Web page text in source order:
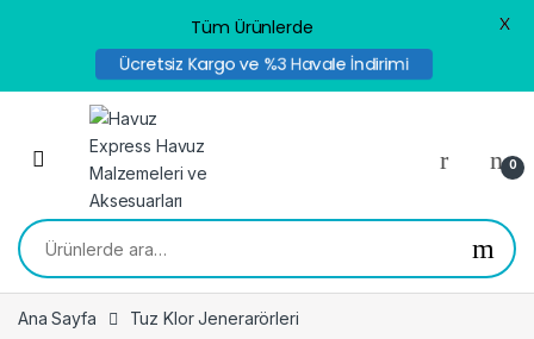
Skip to navigation
Skip to content
0
Ara:
Ana Sayfa Tuz Klor Jenerarörleri
Tüm Ürünlerde
Ücretsiz Kargo ve %3 Havale İndirimi
X